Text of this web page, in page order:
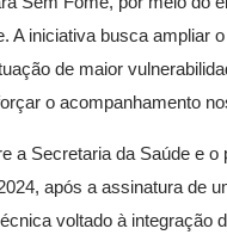
A iniciativa busca ampliar
de maior
o acompanhamento
a Secretaria da Saúde e o
após a assinatura de
voltado à integração